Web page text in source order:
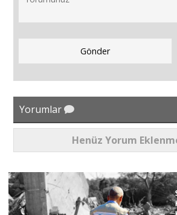
Sağlık
Yorumlar
Henüz Yorum